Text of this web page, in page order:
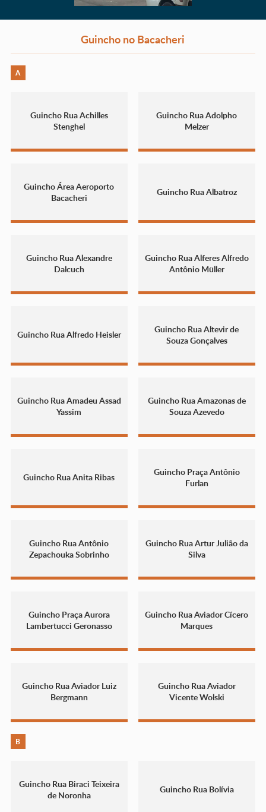
Guincho no Bacacheri
A
Guincho Rua Achilles
Stenghel
Guincho Rua Adolpho
Melzer
Guincho Área Aeroporto
Bacacheri
Guincho Rua Albatroz
Guincho Rua Alexandre
Dalcuch
Guincho Rua Alferes Alfredo
Antônio Müller
Guincho Rua Alfredo Heisler
Guincho Rua Altevir de
Souza Gonçalves
Guincho Rua Amadeu Assad
Yassim
Guincho Rua Amazonas de
Souza Azevedo
Guincho Rua Anita Ribas
Guincho Praça Antônio
Furlan
Guincho Rua Antônio
Zepachouka Sobrinho
Guincho Rua Artur Julião da
Silva
Guincho Praça Aurora
Lambertucci Geronasso
Guincho Rua Aviador Cícero
Marques
Guincho Rua Aviador Luiz
Bergmann
Guincho Rua Aviador
Vicente Wolski
B
Guincho Rua Biraci Teixeira
de Noronha
Guincho Rua Bolívia